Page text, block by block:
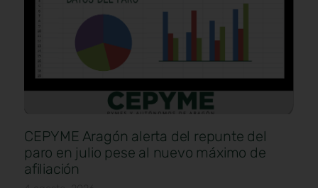
CEPYME Aragón alerta del repunte del
paro en julio pese al nuevo máximo de
afiliación